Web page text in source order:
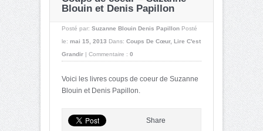
Blouin et Denis Papillon
Posté par: Suzanne Blouin Denis Papillon Posté
le: mai 15, 2013 Dans: Coups De Cœur, Lire C'est
Grandir | Commentaire : 0
Voici les livres coups de coeur de Suzanne
Blouin et Denis Papillon.
Share